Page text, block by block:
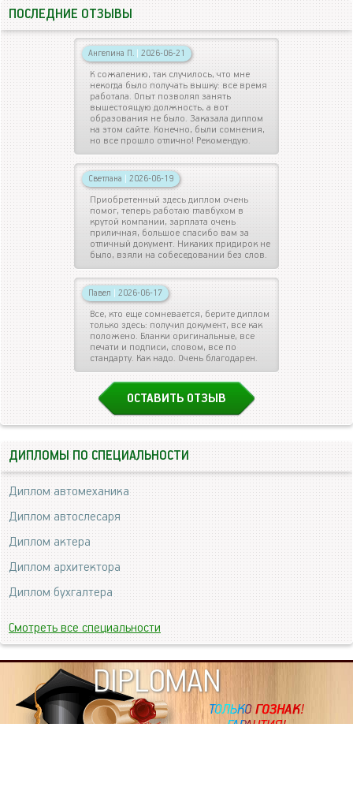
ПОСЛЕДНИЕ ОТЗЫВЫ
Ангелина П. | 2026-06-21
К сожалению, так случилось, что мне
некогда было получать вышку: все время
работала. Опыт позволял занять
вышестоящую должность, а вот
образования не было. Заказала диплом
на этом сайте. Конечно, были сомнения,
но все прошло отлично! Рекомендую.
Светлана | 2026-06-19
Приобретенный здесь диплом очень
помог, теперь работаю главбухом в
крутой компании, зарплата очень
приличная, большое спасибо вам за
отличный документ. Никаких придирок не
было, взяли на собеседовании без слов.
Павел | 2026-06-17
Все, кто еще сомневается, берите диплом
только здесь: получил документ, все как
положено. Бланки оригинальные, все
печати и подписи, словом, все по
стандарту. Как надо. Очень благодарен.
ОСТАВИТЬ ОТЗЫВ
ДИПЛОМЫ ПО СПЕЦИАЛЬНОСТИ
Диплом автомеханика
Диплом автослесаря
Диплом актера
Диплом архитектора
Диплом бухгалтера
Смотреть все специальности
DIPLOMAN